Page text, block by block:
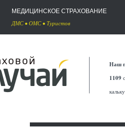
МЕДИЦИНСКОЕ СТРАХОВАНИЕ
ДМС• ОМС• Туристов
Наш
1109